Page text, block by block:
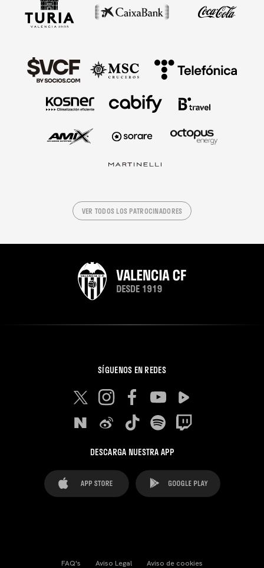
VER TODOS LOS PATROCINADORES
SÍGUENOS EN REDES
DESCARGA NUESTRA APP
FAQ's Aviso Legal Aviso de cookies